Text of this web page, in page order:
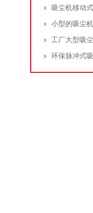
吸尘机移动式
小型的吸尘机
工厂大型吸
环保脉冲式